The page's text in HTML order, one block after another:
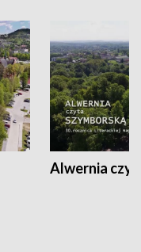
Alwernia